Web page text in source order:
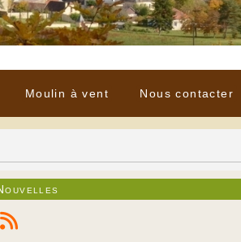
Moulin à vent Nous contacter